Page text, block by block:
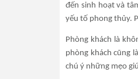
đến sinh hoạt và
yếu tố phong thủy.
Phòng khách là
phòng khách cũng
chú ý những mẹo